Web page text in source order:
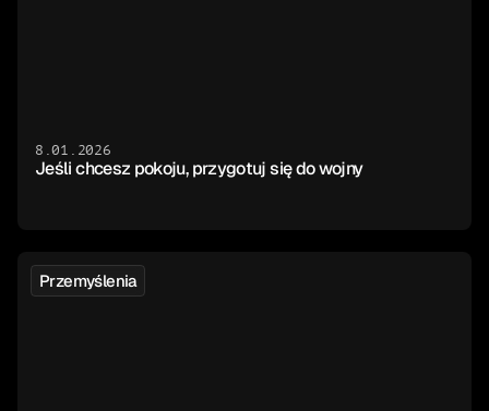
8.01.2026
Jeśli chcesz pokoju, przygotuj się do wojny
Przemyślenia